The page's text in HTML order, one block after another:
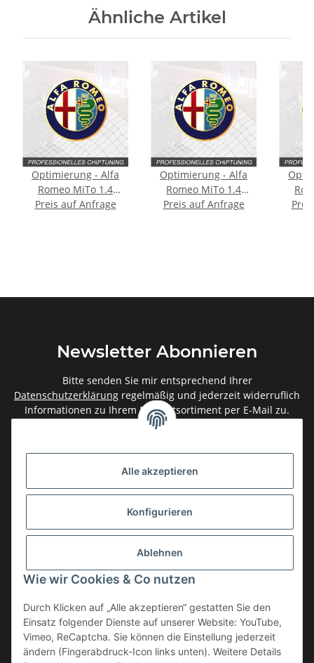
Alle akzeptieren
Konfigurieren
Ablehnen
Wie wir Cookies & Co nutzen
Durch Klicken auf „Alle akzeptieren“ gestatten Sie den
Einsatz folgender Dienste auf unserer Website: YouTube,
Vimeo, ReCaptcha. Sie können die Einstellung jederzeit
ändern (Fingerabdruck-Icon links unten). Weitere Details
Ähnliche Artikel
Optimierung - Alfa
Romeo MiTo 1.4
Typ:955 [2. Facelift]
Preis auf Anfrage
Optimierung - Alfa
Romeo MiTo 1.4
Typ:955 [2. Facelift]
Preis auf Anfrage
Newsletter Abonnieren
Bitte senden Sie mir entsprechend Ihrer
Datenschutzerklärung regelmäßig und jederzeit widerruflich
Informationen zu Ihrem Produktsortiment per E-Mail zu.
Gesetzliche Informationen
Informationen
Service
Vertrag widerrufen
* Alle Preise inkl. gesetzlicher USt., zzgl.Versand